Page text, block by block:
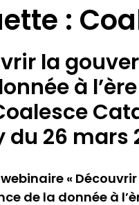
:
la
à l’ère
du 26 mars
«
de la donnée à